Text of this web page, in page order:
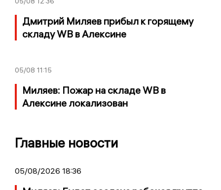
Дмитрий Миляев прибыл к горящему
складу WB в Алексине
05/08 11:15
Миляев: Пожар на складе WB в
Алексине локализован
Главные новости
05/08/2026 18:36